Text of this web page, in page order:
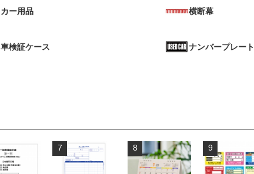
カー用品
車検証ケース
横断幕
ナンバープレート
7 8 9